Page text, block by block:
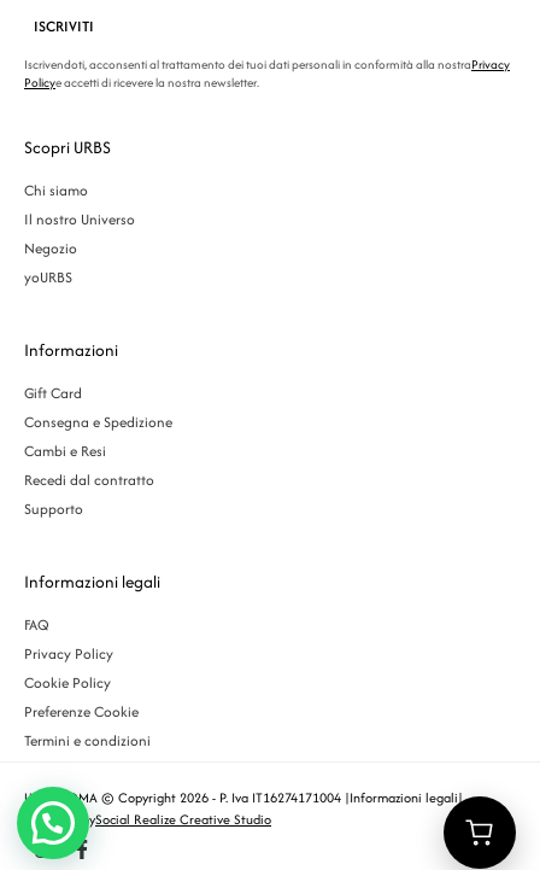
ISCRIVITI
Iscrivendoti, acconsenti al trattamento dei tuoi dati personali in conformità alla nostraPrivacy
Policye accetti di ricevere la nostra newsletter.
Scopri URBS
Chi siamo
Il nostro Universo
Negozio
yoURBS
Informazioni
Gift Card
Consegna e Spedizione
Cambi e Resi
Recedi dal contratto
Supporto
Informazioni legali
FAQ
Privacy Policy
Cookie Policy
Preferenze Cookie
Termini e condizioni
URBS ROMA © Copyright 2026 - P. Iva IT16274171004 |Informazioni legali|
Designed bySocial Realize Creative Studio